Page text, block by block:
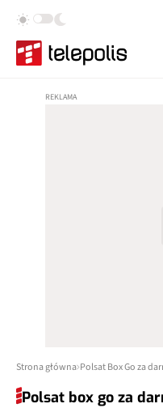
Strona główna Polsat Box Go za
Polsat box go za